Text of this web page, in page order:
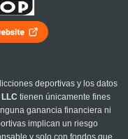
deportivas y los datos
tienen únicamente fines
ganancia financiera ni
implican un riesgo